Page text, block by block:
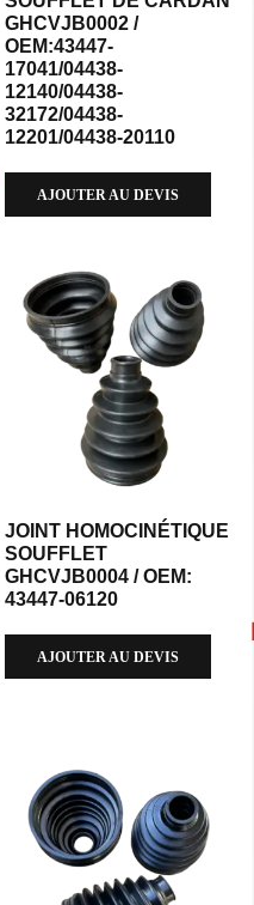
GHCVJB0002 /
OEM:43447-
17041/04438-
12140/04438-
32172/04438-
12201/04438-20110
AJOUTER AU DEVIS
JOINT HOMOCINÉTIQUE
SOUFFLET
GHCVJB0004 / OEM:
43447-06120
AJOUTER AU DEVIS